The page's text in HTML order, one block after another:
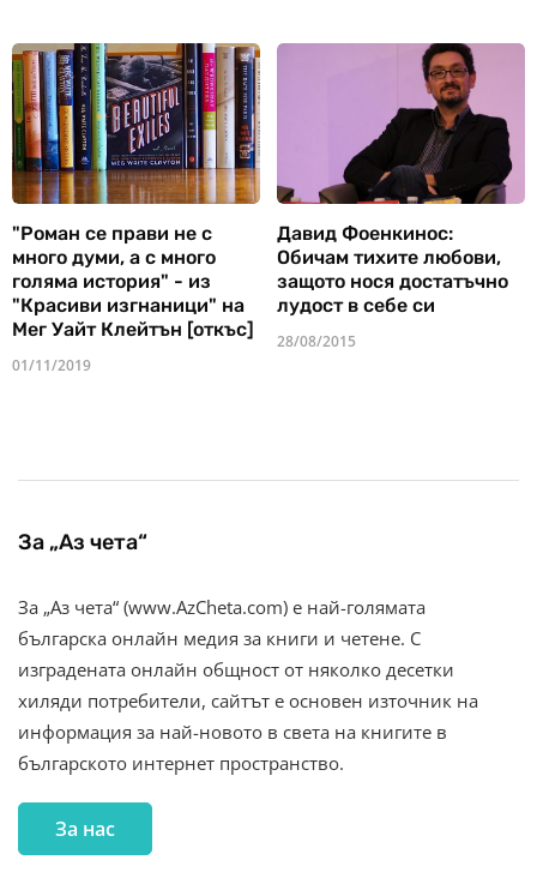
"Роман се прави не с
много думи, а с много
голяма история" - из
"Красиви изгнаници" на
Мег Уайт Клейтън [откъс]
01/11/2019
Давид Фоенкинос:
Обичам тихите любови,
защото нося достатъчно
лудост в себе си
28/08/2015
За „Аз чета“
За „Аз чета“ (www.AzCheta.com) е най-голямата
българска онлайн медия за книги и четене. С
изградената онлайн общност от няколко десетки
хиляди потребители, сайтът е основен източник на
информация за най-новото в света на книгите в
българското интернет пространство.
За нас